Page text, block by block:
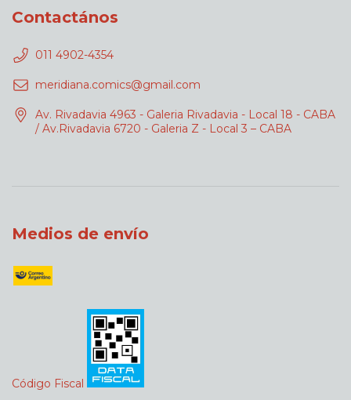
Contactános
011 4902-4354
meridiana.comics@gmail.com
Av. Rivadavia 4963 - Galeria Rivadavia - Local 18 - CABA
/ Av.Rivadavia 6720 - Galeria Z - Local 3 – CABA
Medios de envío
Código Fiscal